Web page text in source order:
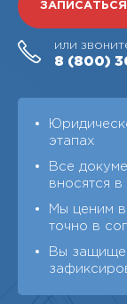
или
8 (800)
этапах
Все
вносятся
Мы ценим
точно в
Вы